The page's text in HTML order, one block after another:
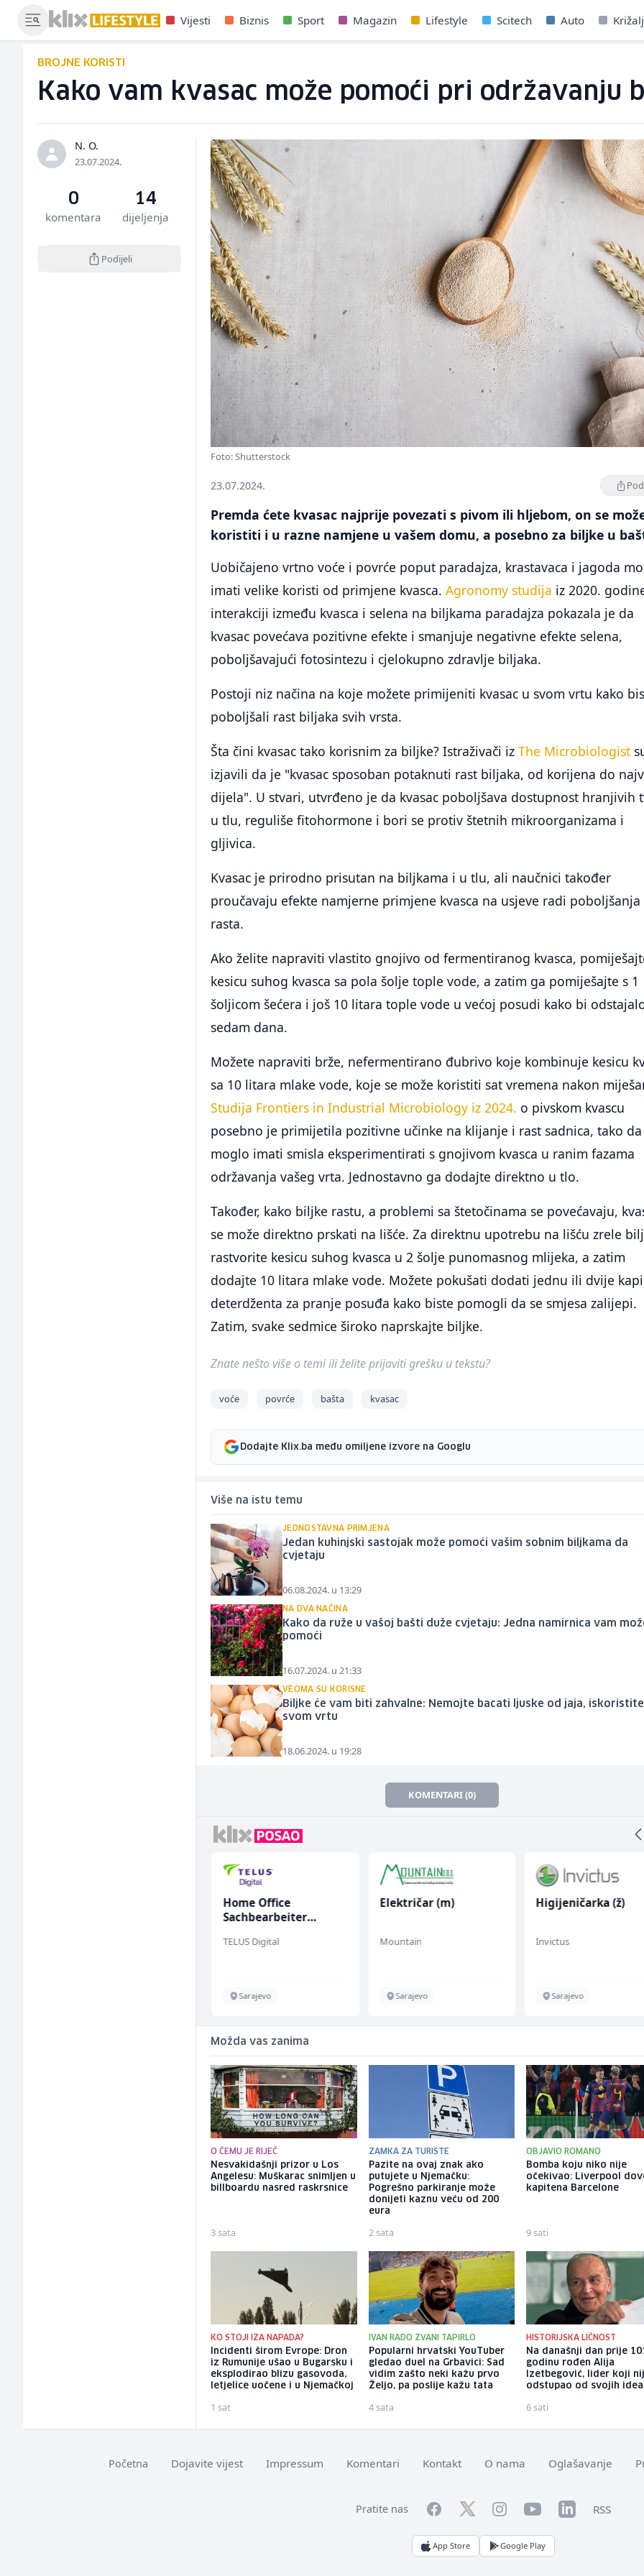
Vijesti Biznis Sport Magazin Lifestyle Scitech Auto
BROJNE KORISTI
Kako vam kvasac može pomoći pri održavanju
N. O.
23.07.2024.
0
komentara
14
dijeljenja
Podijeli
Foto: Shutterstock
23.07.2024.
Premda ćete kvasac najprije povezati s pivom ili hljebom, on se
koristiti i u razne namjene u vašem domu, a posebno za biljke u
Uobičajeno vrtno voće i povrće poput paradajza, krastavaca i jagoda
imati velike koristi od primjene kvasca.Agronomy studija iz 2020.
interakciji između kvasca i selena na biljkama paradajza pokazala je da
kvasac povećava pozitivne efekte i smanjuje negativne efekte selena,
poboljšavajući fotosintezu i cjelokupno zdravlje biljaka.
Postoji niz načina na koje možete primijeniti kvasac u svom vrtu kako
poboljšali rast biljaka svih vrsta.
Šta čini kvasac tako korisnim za biljke? Istraživači izThe Microbiologist
izjavili da je "kvasac sposoban potaknuti rast biljaka, od korijena do
dijela". U stvari, utvrđeno je da kvasac poboljšava dostupnost hranjivih
u tlu, reguliše fitohormone i bori se protiv štetnih mikroorganizama i
gljivica.
Kvasac je prirodno prisutan na biljkama i u tlu, ali naučnici također
proučavaju efekte namjerne primjene kvasca na usjeve radi poboljšanja
rasta.
Ako želite napraviti vlastito gnojivo od fermentiranog kvasca,
kesicu suhog kvasca sa pola šolje tople vode, a zatim ga pomiješajte s 1
šoljicom šećera i još 10 litara tople vode u većoj posudi kako bi
sedam dana.
Možete napraviti brže, nefermentirano đubrivo koje kombinuje kesicu
sa 10 litara mlake vode, koje se može koristiti sat vremena nakon
Studija Frontiers in Industrial Microbiology iz 2024. o pivskom kvascu
posebno je primijetila pozitivne učinke na klijanje i rast sadnica, tako
moglo imati smisla eksperimentirati s gnojivom kvasca u ranim fazama
održavanja vašeg vrta. Jednostavno ga dodajte direktno u tlo.
Također, kako biljke rastu, a problemi sa štetočinama se povećavaju,
se može direktno prskati na lišće. Za direktnu upotrebu na lišću zrele
rastvorite kesicu suhog kvasca u 2 šolje punomasnog mlijeka, a zatim
dodajte 10 litara mlake vode. Možete pokušati dodati jednu ili dvije kapi
deterdženta za pranje posuđa kako biste pomogli da se smjesa zalijepi.
Zatim, svake sedmice široko naprskajte biljke.
Znate nešto više o temi ili želite prijaviti grešku u tekstu?
voće povrće bašta kvasac
Dodajte Klix.ba među omiljene izvore na Googlu
Više na istu temu
JEDNOSTAVNA PRIMJENA
Jedan kuhinjski sastojak može pomoći vašim sobnim biljkama da
cvjetaju
06.08.2024. u 13:29
NA DVA NAČINA
Kako da ruže u vašoj bašti duže cvjetaju: Jedna namirnica vam
pomoći
16.07.2024. u 21:33
VEOMA SU KORISNE
Biljke će vam biti zahvalne: Nemojte bacati ljuske od jaja, iskoristite
svom vrtu
18.06.2024. u 19:28
KOMENTARI (0)
Home Office
Sachbearbeiter
bekannten deutschen
TELUS Digital
Sarajevo
Električar (m)
Mountain
Sarajevo
Higijeničarka (ž)
Invictus
Sarajevo
Možda vas zanima
O ČEMU JE RIJEČ
Nesvakidašnji prizor u Los
Angelesu: Muškarac snimljen u
billboardu nasred raskrsnice
3 sata
ZAMKA ZA TURISTE
Pazite na ovaj znak ako
putujete u Njemačku:
Pogrešno parkiranje može
donijeti kaznu veću od 200
eura
2 sata
OBJAVIO ROMANO
Bomba koju niko nije
očekivao: Liverpool
kapitena Barcelone
9 sati
KO STOJI IZA NAPADA?
Incidenti širom Evrope: Dron
iz Rumunije ušao u Bugarsku i
eksplodirao blizu gasovoda,
letjelice uočene i u Njemačkoj
1 sat
IVAN RADO ZVANI TAPIRLO
Popularni hrvatski YouTuber
gledao duel na Grbavici: Sad
vidim zašto neki kažu prvo
Željo, pa poslije kažu tata
4 sata
HISTORIJSKA LIČNOST
Na današnji dan prije
godinu rođen Alija
Izetbegović, lider koji
odstupao od svojih
6 sati
Početna Dojavite vijest Impressum Komentari Kontakt O nama Oglašavanje
Pratite nas FacebookTwitterInstagramYouTubeLinkedInRSS
App Store Google Play